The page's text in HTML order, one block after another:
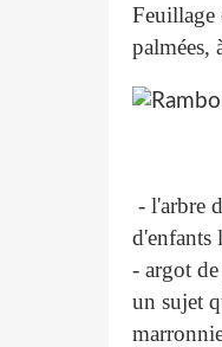
Feuillage
palmées,
- l'arbre
d'enfants
- argot
un sujet